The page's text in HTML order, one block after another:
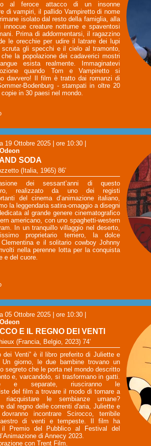
al feroce attacco di un insonne
di vampiri, il pallido Vampiretto di nome
isolato dal resto della famiglia, alla
innocue creature notturne e spaventosi
Prima di addormentarsi, il ragazzino
le orecchie per udire il latrare dei lupi
scruta gli specchi e il cielo al tramonto,
la popolazione dei cadaverici mostri
esista realmente. Immaginatevi
quando Tom e Vampiretto si
davvero! Il film è tratto dai romanzi di
Bodenburg - stampati in oltre 20
in 30 paesi nel mondo.
19 Ottobre 2025 | ore 10:30
SODA
(Italia, 1965) 86’
dei sessant’anni di questo
realizzato da uno dei registi
del cinema d’animazione italiano,
la leggendaria satira-omaggio a disegni
al grande genere cinematografico
americano, con uno spaghetti-western
In un tranquillo villaggio nel deserto,
proprietario terriero, la dolce
e il solitario cowboy Johnny
nella perenne lotta per la conquista
e del cuore.
05 Ottobre 2025 | ore 10:30
E IL REGNO DEI VENTI
(Francia, Belgio, 2023) 74’
dei Venti” è il libro preferito di Juliette e
Un giorno, le due bambine trovano un
segreto che le porta nel mondo descritto
e, varcandolo, si trasformano in gatti.
e separate, riusciranno le
del film a trovare il modo di tornare a
le sembianze umane?
dal regno delle correnti d'aria, Juliette e
incontrare Scirocco, terribile
di venti e tempeste. Il film ha
il Premio del Pubblico al Festival del
di Annecy 2023.
con Trent Film.